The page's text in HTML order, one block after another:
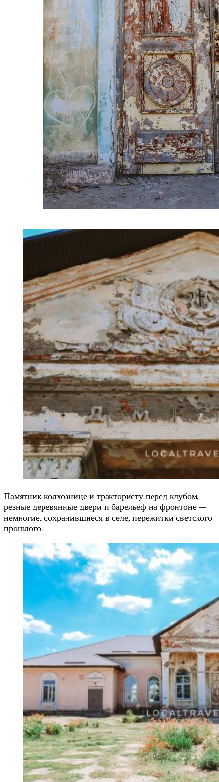
Памятник колхознице и трактористу перед клубом,
резные деревянные двери и барельеф на фронтоне —
немногие, сохранившиеся в селе, пережитки светского
прошлого.